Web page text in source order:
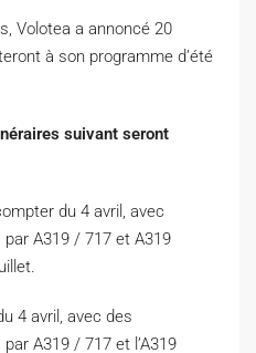
Volotea a annoncé 20
à son programme d’été
suivant seront
du 4 avril, avec
A319 / 717 et A319
4 avril, avec des
A319 / 717 et l’A319